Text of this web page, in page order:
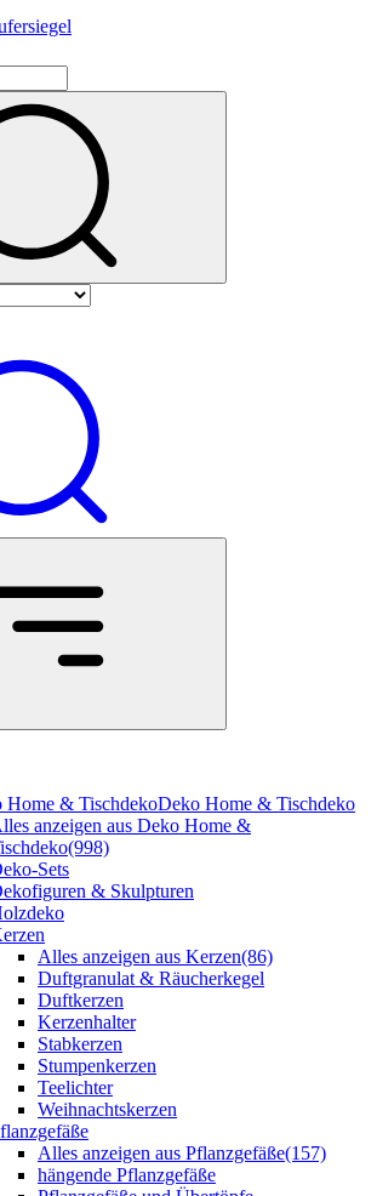
Deko Home & Tischdeko
anzeigen aus Deko Home &
(998)
Sets
& Skulpturen
Alles anzeigen aus Kerzen(86)
Duftgranulat & Räucherkegel
Duftkerzen
Kerzenhalter
Stabkerzen
Stumpenkerzen
Teelichter
Weihnachtskerzen
Alles anzeigen aus Pflanzgefäße(157)
hängende Pflanzgefäße